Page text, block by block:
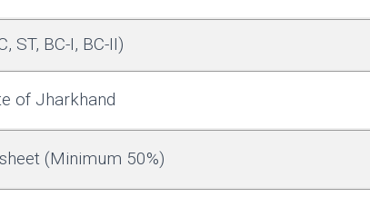
ST, BC-I, BC-II)
of Jharkhand
(Minimum 50%)